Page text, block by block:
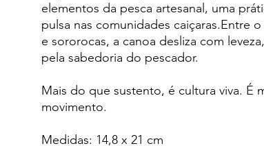
elementos da pesca artesanal, uma
pulsa nas comunidades caiçaras.Entre
e sororocas, a canoa desliza com
pela sabedoria do pescador.
Mais do que sustento, é cultura viva. É
movimento.
Medidas: 14,8 x 21 cm